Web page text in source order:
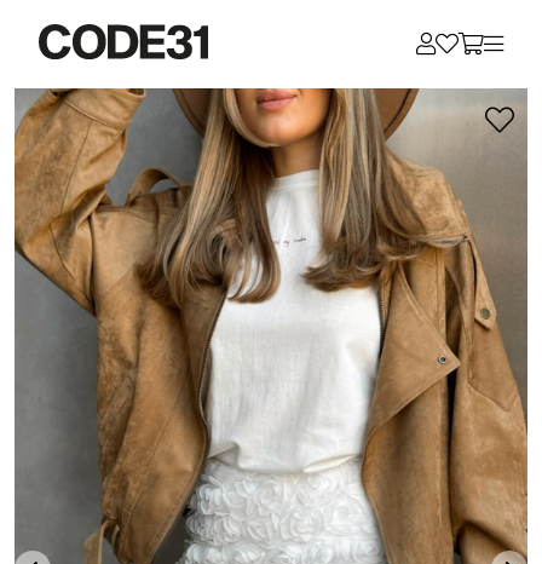
Для клиентов всех банков
Разбейте
оплатуна части
без переплат
График платежей